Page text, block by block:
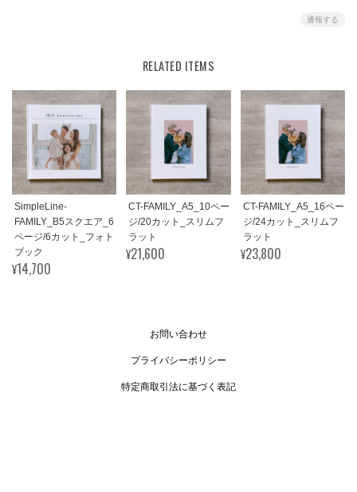
通報する
RELATED ITEMS
SimpleLine-
FAMILY_B5スクエア_6
ページ/6カット_フォト
ブック
¥14,700
CT-FAMILY_A5_10ペー
ジ/20カット_スリムフ
ラット
¥21,600
CT-FAMILY_A5_16ペー
ジ/24カット_スリムフ
ラット
¥23,800
お問い合わせ
プライバシーポリシー
特定商取引法に基づく表記